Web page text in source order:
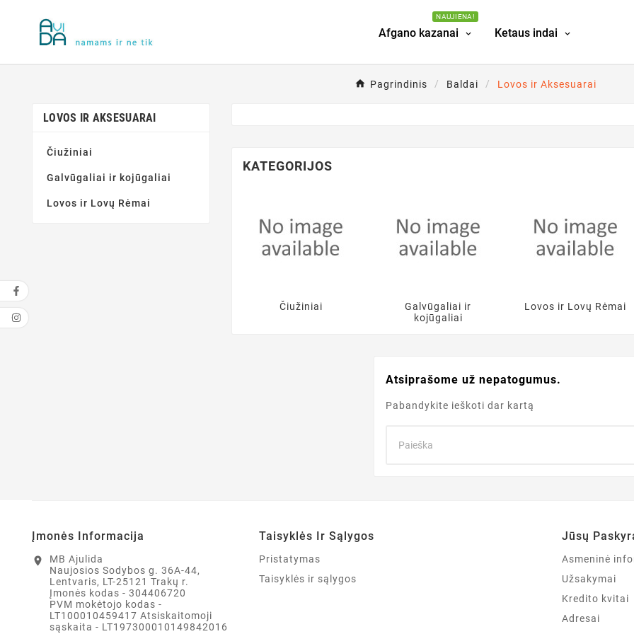
Afgano kazanai
NAUJIENA!
Ketaus indai
Pagrindinis Baldai Lovos ir Aksesuarai
LOVOS IR AKSESUARAI
Čiužiniai
Galvūgaliai ir kojūgaliai
Lovos ir Lovų Rėmai
KATEGORIJOS
Čiužiniai
Galvūgaliai ir
kojūgaliai
Lovos ir Lovų Rėmai
Atsiprašome už nepatogumus.
Pabandykite ieškoti dar kartą
Įmonės Informacija
location_on
MB Ajulida
Naujosios Sodybos g. 36A-44,
Lentvaris, LT-25121 Trakų r.
Įmonės kodas - 304406720
PVM mokėtojo kodas -
LT100010459417 Atsiskaitomoji
sąskaita - LT197300010149842016
Taisyklės Ir Sąlygos
Pristatymas
Taisyklės ir sąlygos
Jūsų
Asmeninė
Užsakymai
Kredito kvitai
Adresai